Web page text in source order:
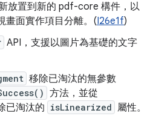
放置到新的 pdf-core 構件，以
畫面實作項目分離。(I26e1f)
API，支援以圖片為基礎的文字
移除已淘汰的無參數
方法，並從
已淘汰的 isLinearized 屬性。